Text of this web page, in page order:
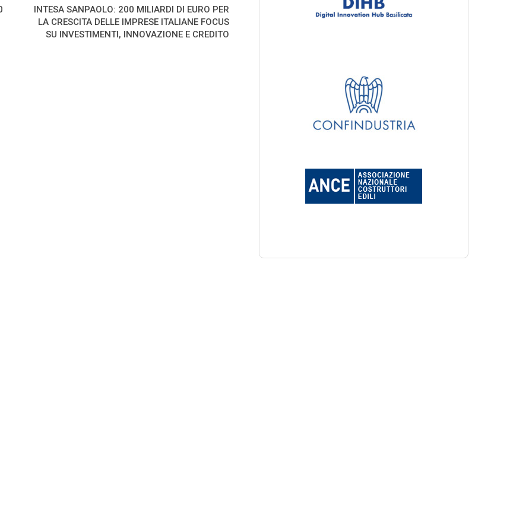
INTESA SANPAOLO: 200 MILIARDI DI EURO PER
LA CRESCITA DELLE IMPRESE ITALIANE FOCUS
SU INVESTIMENTI, INNOVAZIONE E CREDITO